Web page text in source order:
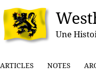
Une
ARTICLES NOTES